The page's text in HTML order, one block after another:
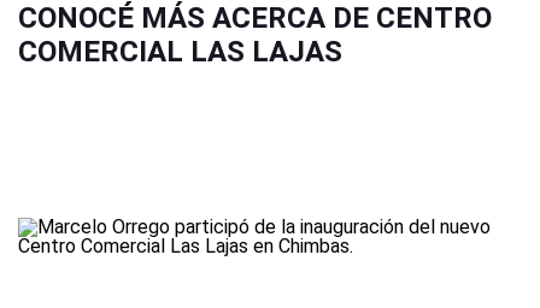
CONOCÉ MÁS ACERCA DE CENTRO
COMERCIAL LAS LAJAS